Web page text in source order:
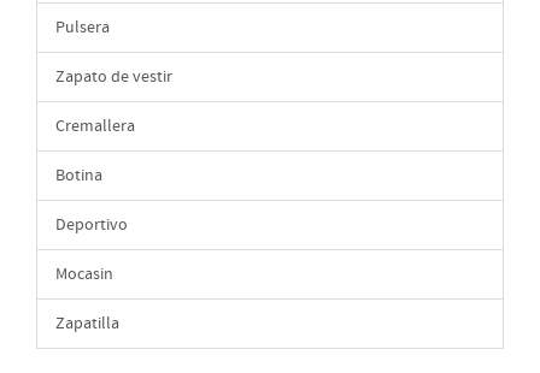
Pulsera
Zapato de vestir
Cremallera
Botina
Deportivo
Mocasin
Zapatilla